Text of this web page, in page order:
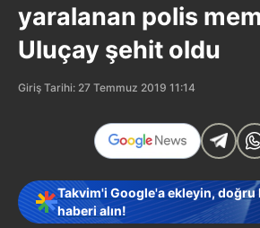
yaralanan polis
Uluçay şehit oldu
Giriş Tarihi: 27 Temmuz 2019 11:14
Takvim'i Google'a ekleyin, doğru
haberi alın!